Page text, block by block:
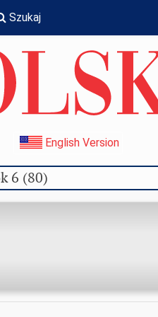
Szukaj
English Version
6 (80)